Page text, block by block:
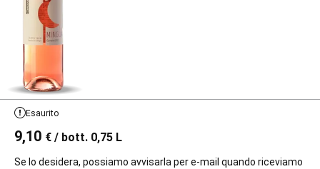
Esaurito
9,10 € / bott. 0,75 L
Se lo desidera, possiamo avvisarla per e-mail quando riceviamo